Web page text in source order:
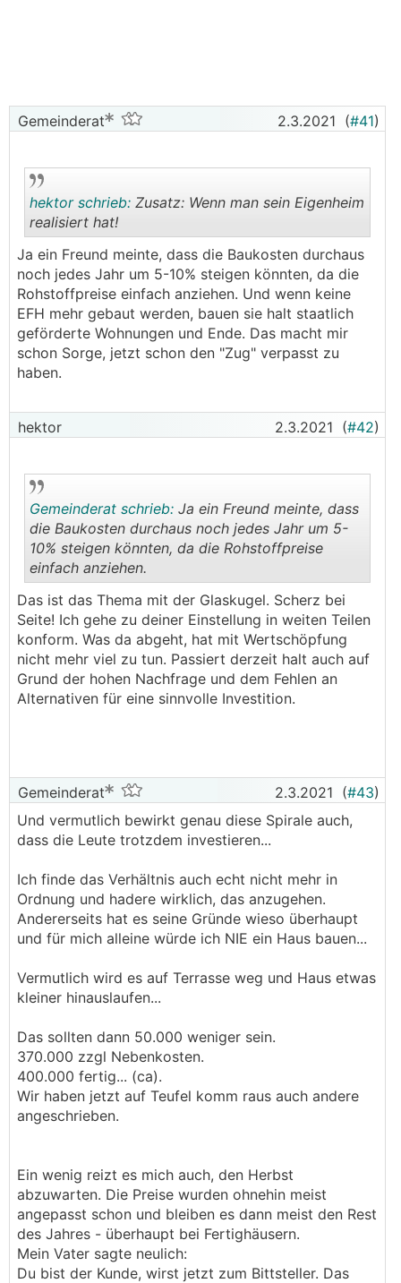
Gemeinderat 2.3.2021 (#41)
..
hektor schrieb: Zusatz: Wenn man sein Eigenheim
realisiert hat!
Ja ein Freund meinte, dass die Baukosten durchaus
noch jedes Jahr um 5-10% steigen könnten, da die
Rohstoffpreise einfach anziehen. Und wenn keine
EFH mehr gebaut werden, bauen sie halt staatlich
geförderte Wohnungen und Ende. Das macht mir
schon Sorge, jetzt schon den "Zug" verpasst zu
haben.
hektor 2.3.2021 (#42)
..
Gemeinderat schrieb: Ja ein Freund meinte, dass
die Baukosten durchaus noch jedes Jahr um 5-
10% steigen könnten, da die Rohstoffpreise
einfach anziehen.
Das ist das Thema mit der Glaskugel. Scherz bei
Seite! Ich gehe zu deiner Einstellung in weiten Teilen
konform. Was da abgeht, hat mit Wertschöpfung
nicht mehr viel zu tun. Passiert derzeit halt auch auf
Grund der hohen Nachfrage und dem Fehlen an
Alternativen für eine sinnvolle Investition.
Gemeinderat 2.3.2021 (#43)
Und vermutlich bewirkt genau diese Spirale auch,
dass die Leute trotzdem investieren...
Ich finde das Verhältnis auch echt nicht mehr in
Ordnung und hadere wirklich, das anzugehen.
Andererseits hat es seine Gründe wieso überhaupt
und für mich alleine würde ich NIE ein Haus bauen...
Vermutlich wird es auf Terrasse weg und Haus etwas
kleiner hinauslaufen...
Das sollten dann 50.000 weniger sein.
370.000 zzgl Nebenkosten.
400.000 fertig... (ca).
Wir haben jetzt auf Teufel komm raus auch andere
angeschrieben.
Ein wenig reizt es mich auch, den Herbst
abzuwarten. Die Preise wurden ohnehin meist
angepasst schon und bleiben es dann meist den Rest
des Jahres - überhaupt bei Fertighäusern.
Mein Vater sagte neulich:
Du bist der Kunde, wirst jetzt zum Bittsteller. Das